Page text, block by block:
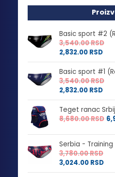
Basic sport #2
3,540.00RSD
2,832.00 RSD
Basic sport #1
3,540.00RSD
2,832.00 RSD
Teget ranac
8,680.00RSD
Serbia - Training
3,780.00RSD
3,024.00 RSD